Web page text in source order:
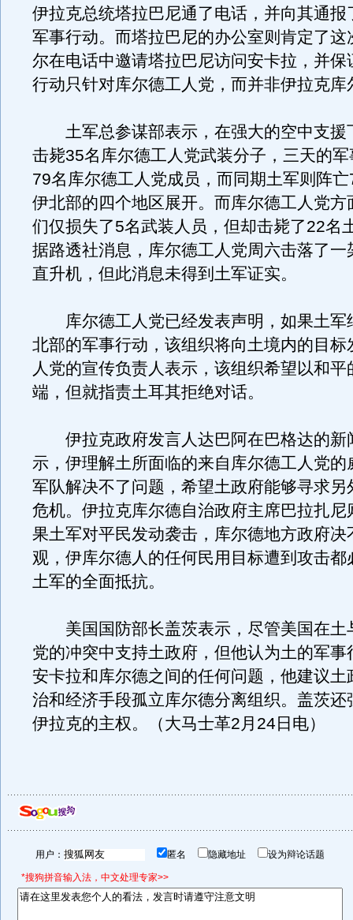
伊拉克总统塔拉巴尼通了电话，并向其通报
军事行动。而塔拉巴尼的办公室则肯定了这
尔在电话中邀请塔拉巴尼访问安卡拉，并保
行动只针对库尔德工人党，而并非伊拉克库
土军总参谋部表示，在强大的空中支援
击毙35名库尔德工人党武装分子，三天的
79名库尔德工人党成员，而同期土军则阵
伊北部的四个地区展开。而库尔德工人党方
们仅损失了5名武装人员，但却击毙了22名
据路透社消息，库尔德工人党周六击落了一
直升机，但此消息未得到土军证实。
库尔德工人党已经发表声明，如果土军
北部的军事行动，该组织将向土境内的目标
人党的宣传负责人表示，该组织希望以和平
端，但就指责土耳其拒绝对话。
伊拉克政府发言人达巴阿在巴格达的新
示，伊理解土所面临的来自库尔德工人党的
军队解决不了问题，希望土政府能够寻求另
危机。伊拉克库尔德自治政府主席巴拉扎尼
果土军对平民发动袭击，库尔德地方政府决
观，伊库尔德人的任何民用目标遭到攻击都
土军的全面抵抗。
美国国防部长盖茨表示，尽管美国在土
党的冲突中支持土政府，但他认为土的军事
安卡拉和库尔德之间的任何问题，他建议土
治和经济手段孤立库尔德分离组织。盖茨还
伊拉克的主权。（大马士革2月24日电）
用户： 匿名 隐藏地址 设为辩论话题
*搜狗拼音输入法，中文处理专家>>